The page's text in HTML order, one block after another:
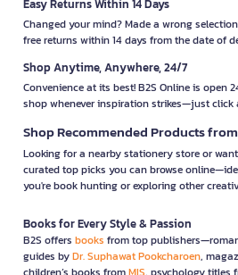
Easy Returns Within 14 Days
Changed your mind? Made a wrong
free returns within 14 days from the date of
Shop Anytime, Anywhere, 24/7
Convenience at its best! B2S Online is open
shop whenever inspiration strikes—just click
Shop Recommended Products
Looking for a nearby stationery store or
curated top picks you can browse
you're book hunting or exploring other
Books for Every Style & Passion
B2S offers books from top
guides byDr. Suphawat Pookcharoen,